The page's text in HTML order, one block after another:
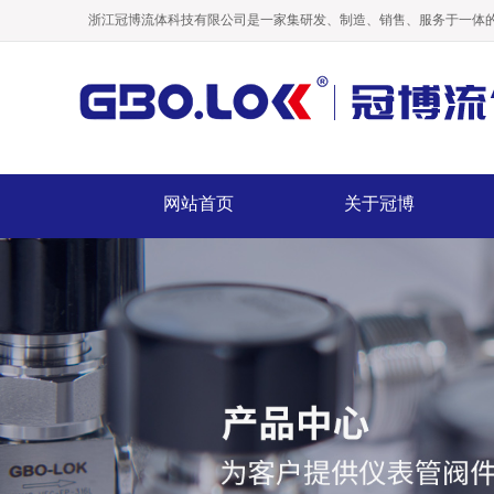
浙江冠博流体科技有限公司是一家集研发、制造、销售、服务于一体
网站首页 关于冠博